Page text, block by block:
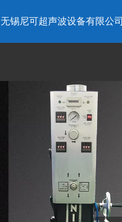
无锡尼可超声波设备有限公司